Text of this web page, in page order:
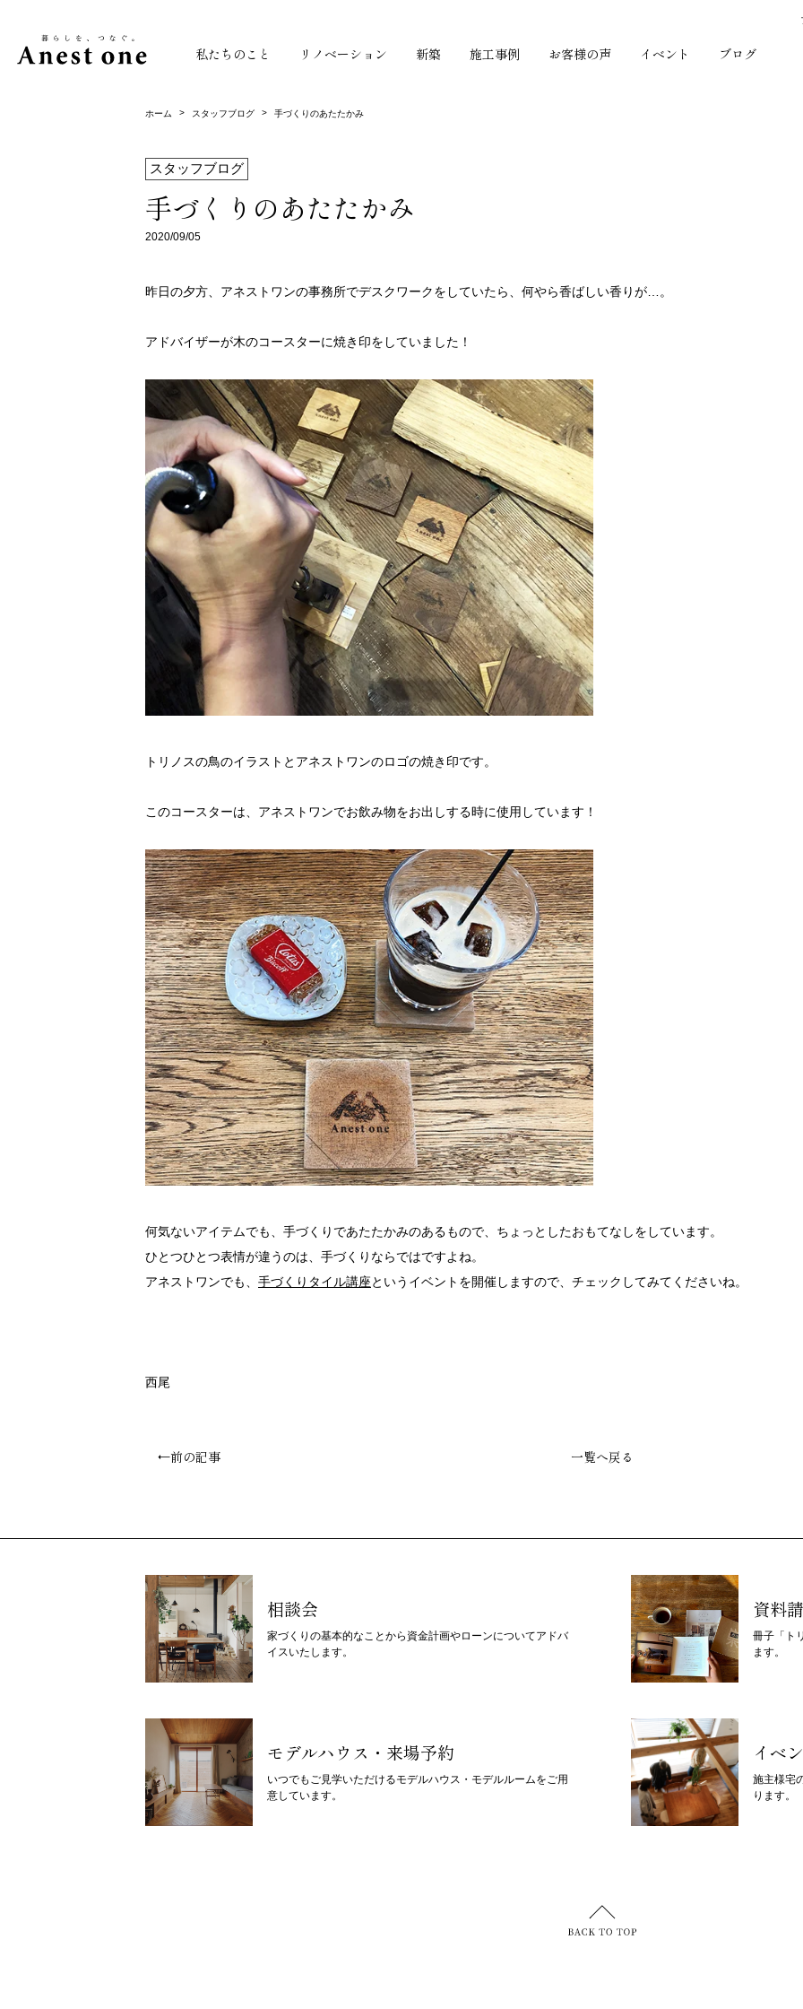
私たちのこと リノベーション 新築 施工事例 お客様の声 イベント ブログ
ホーム > スタッフブログ > 手づくりのあたたかみ
スタッフブログ
手づくりのあたたかみ
2020/09/05
昨日の夕方、アネストワンの事務所でデスクワークをしていたら、何やら香ばしい香りが…。
アドバイザーが木のコースターに焼き印をしていました！
トリノスの鳥のイラストとアネストワンのロゴの焼き印です。
このコースターは、アネストワンでお飲み物をお出しする時に使用しています！
何気ないアイテムでも、手づくりであたたかみのあるもので、ちょっとしたおもてなしをしています。
ひとつひとつ表情が違うのは、手づくりならではですよね。
アネストワンでも、 手づくりタイル講座というイベントを開催しますので、チェックしてみてくださいね。
西尾
←前の記事 一覧へ戻る
相談会
家づくりの基本的なことから資金計画やローンについてアドバ
イスいたします。
資料
冊子「ト
ます。
モデルハウス・来場予約
いつでもご見学いただけるモデルハウス・モデルルームをご用
意しています。
イベ
施主様宅
ります。